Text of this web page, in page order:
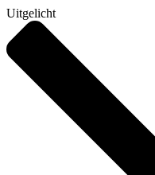
Uitgelicht